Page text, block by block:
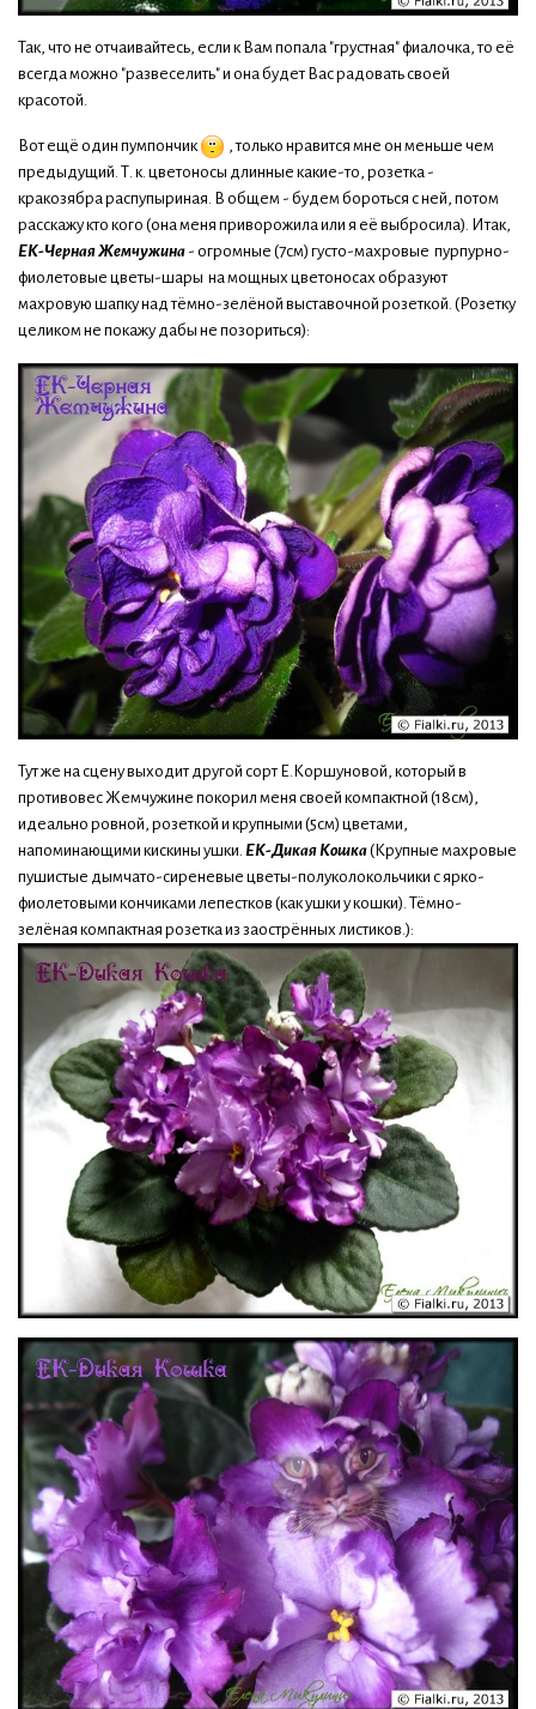
Так, что не отчаивайтесь, если к Вам попала "грустная" фиалочка, то её
всегда можно "развеселить" и она будет Вас радовать своей
красотой.
Вот ещё один пумпончик
, только нравится мне он меньше чем
предыдущий. Т. к. цветоносы длинные какие-то, розетка -
кракозябра распупыриная. В общем - будем бороться с ней, потом
расскажу кто кого (она меня приворожила или я её выбросила). Итак,
ЕК-Черная Жемчужина - огромные (7см) густо-махровые пурпурно-
фиолетовые цветы-шары на мощных цветоносах образуют
махровую шапку над тёмно-зелёной выставочной розеткой. (Розетку
целиком не покажу дабы не позориться):
Тут же на сцену выходит другой сорт Е.Коршуновой, который в
противовес Жемчужине покорил меня своей компактной (18см),
идеально ровной, розеткой и крупными (5см) цветами,
напоминающими кискины ушки. ЕК-Дикая Кошка(Крупные махровые
пушистые дымчато-сиреневые цветы-полуколокольчики с ярко-
фиолетовыми кончиками лепестков (как ушки у кошки). Тёмно-
зелёная компактная розетка из заострённых листиков.):